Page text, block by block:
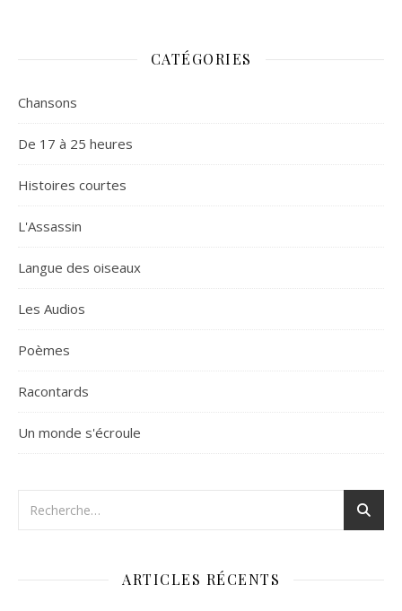
CATÉGORIES
Chansons
De 17 à 25 heures
Histoires courtes
L'Assassin
Langue des oiseaux
Les Audios
Poèmes
Racontards
Un monde s'écroule
ARTICLES RÉCENTS